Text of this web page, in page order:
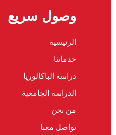
وصول سريع
الرئيسية
خدماتنا
دراسة الباكالوريا
الدراسة الجامعية
من نحن
تواصل معنا